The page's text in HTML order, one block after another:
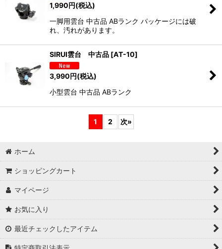
1,990円(税込)
一脚用雲台 中古品 ABランク パッケージには破
れ、汚れがあります。
SIRUI雲台 中古品 [AT-10]
3,990円(税込)
小型雲台 中古品 ABランク
1 2 次»
ホーム
ショッピングカート
マイページ
お気に入り
最近チェックしたアイテム